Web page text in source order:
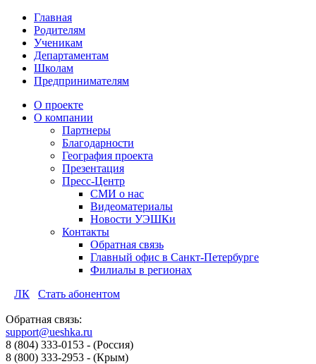
Главная
Родителям
Ученикам
Департаментам
Школам
Предпринимателям
О проекте
О компании
Партнеры
Благодарности
География проекта
Презентация
Пресс-Центр
СМИ о нас
Видеоматериалы
Новости УЭШКи
Контакты
Обратная связь
Главный офис в Санкт-Петербурге
Филиалы в регионах
ЛК
Стать абонентом
Обратная связь:
support@ueshka.ru
8 (804) 333-0153 - (Россия)
8 (800) 333-2953 - (Крым)